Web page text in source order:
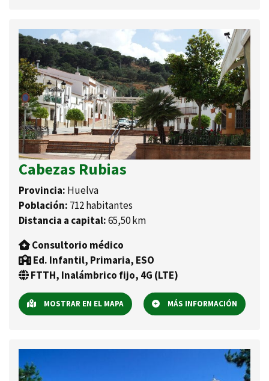
Cabezas Rubias
Provincia: Huelva
Población: 712 habitantes
Distancia a capital:65,50 km
Consultorio médico
Ed. Infantil, Primaria, ESO
FTTH, Inalámbrico fijo, 4G (LTE)
MOSTRAR EN EL MAPA MÁS INFORMACIÓN